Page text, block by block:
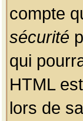
compte
sécurité
qui
HTML
lors de